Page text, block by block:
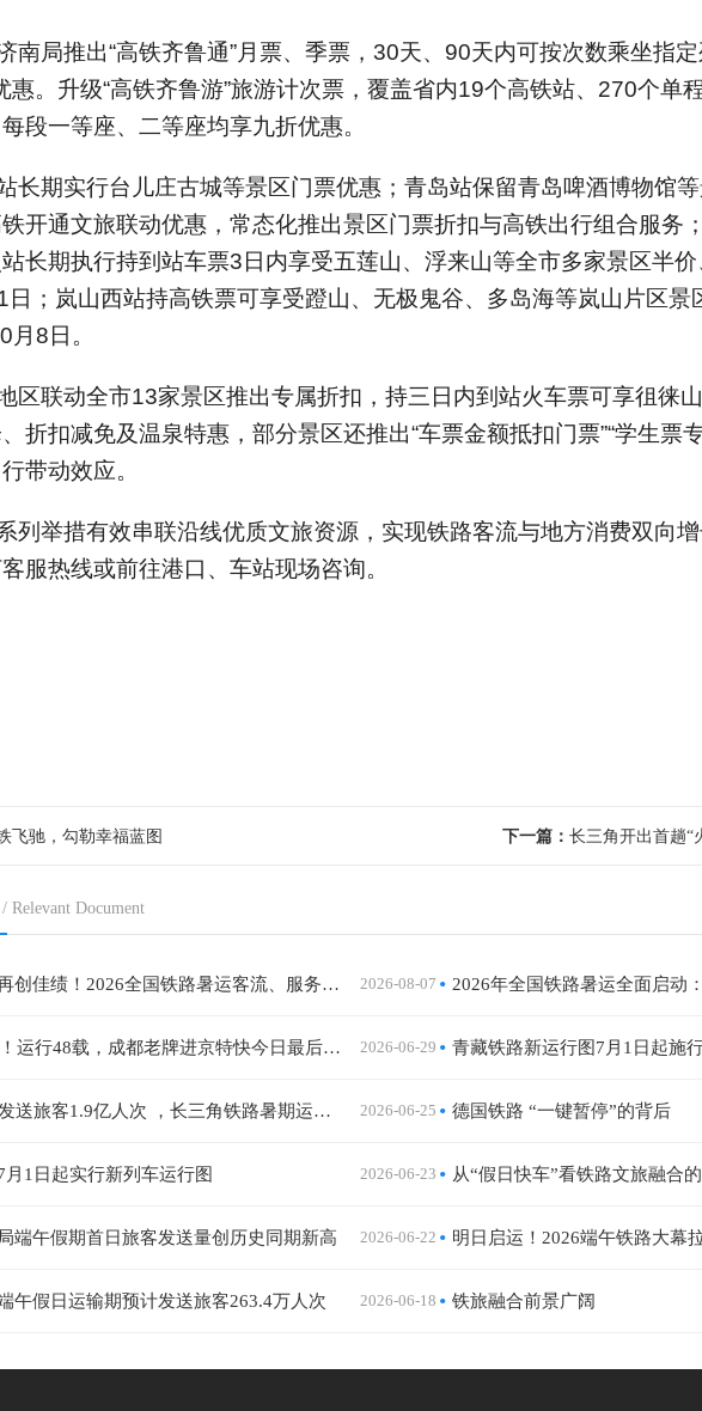
南局推出“高铁齐鲁通”月票、季票，30天、90天内可按次数乘坐指
惠。升级“高铁齐鲁游”旅游计次票，覆盖省内19个高铁站、270个单
段一等座、二等座均享九折优惠。
长期实行台儿庄古城等景区门票优惠；青岛站保留青岛啤酒博物馆
开通文旅联动优惠，常态化推出景区门票折扣与高铁出行组合服务
长期执行持到站车票3日内享受五莲山、浮来山等全市多家景区半
日；岚山西站持高铁票可享受蹬山、无极鬼谷、多岛海等岚山片区景
8日。
区联动全市13家景区推出专属折扣，持三日内到站火车票可享徂徕
折扣减免及温泉特惠，部分景区还推出“车票金额抵扣门票”“学生票
带动效应。
列举措有效串联沿线优质文旅资源，实现铁路客流与地方消费双向
服热线或前往港口、车站现场咨询。
飞驰，勾勒幸福蓝图 下一篇： 长三角开出首趟“
/ Relevant Document
暑运过半再创佳绩！2026全国铁路暑运客流、服务、运力全面升级 2026-08-07
再见，T8！运行48载，成都老牌进京特快今日最后一次发车，返程后将更换全新车体 2026-06-29 青藏铁路新运行图7月1日起施
62天预计发送旅客1.9亿人次 ，长三角铁路暑期运输7月1日启动 2026-06-25 德国铁路 “一键暂停”的背后
月1日起实行新列车运行图 2026-06-23 从“假日快车”看铁路文旅融合
端午假期首日旅客发送量创历史同期新高 2026-06-22
午假日运输期预计发送旅客263.4万人次 2026-06-18 铁旅融合前景广阔